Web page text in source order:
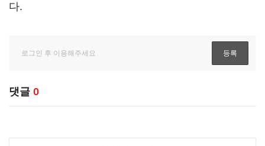
다.
댓글 0